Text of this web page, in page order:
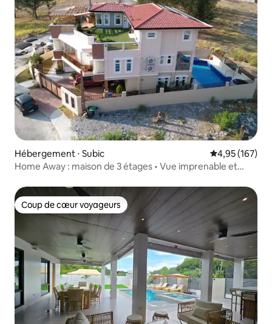
Hébergement ⋅ Subic Évaluation
4,95 (167)
Home Away : maison de 3 étages • Vue imprenable et
Coup de cœur voyageurs
Coup de cœur voyageurs